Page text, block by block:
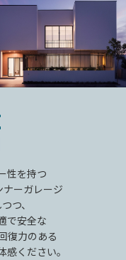
性を持つ
ーガレージ
つ、
で安全な
復力のある
ください。